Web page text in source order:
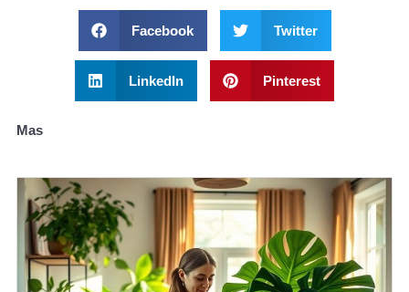
Facebook Twitter
LinkedIn Pinterest
Mas